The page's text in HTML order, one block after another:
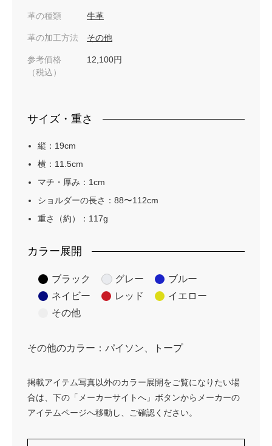
革の種類 牛革
革の加工方法 その他
参考価格
（税込）
12,100円
サイズ・重さ
縦：19cm
横：11.5cm
マチ・厚み：1cm
ショルダーの長さ：88〜112cm
重さ（約）：117g
カラー展開
ブラック グレー
ブルー
ネイビー
レッド
イエロー
その他
その他のカラー：パイソン、トープ
掲載アイテム写真以外のカラー展開をご覧になりたい場
合は、下の「メーカーサイトへ」ボタンからメーカーの
アイテムページへ移動し、ご確認ください。